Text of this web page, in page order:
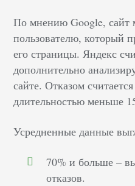
По мнению Google, сайт
пользователю, который
его страницы. Яндекс
дополнительно
сайте. Отказом
длительностью меньше
Усредненные данные
70% и больше –
отказов.